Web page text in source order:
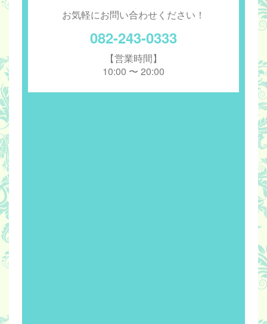
お気軽にお問い合わせください！
082-243-0333
【営業時間】
10:00 〜 20:00